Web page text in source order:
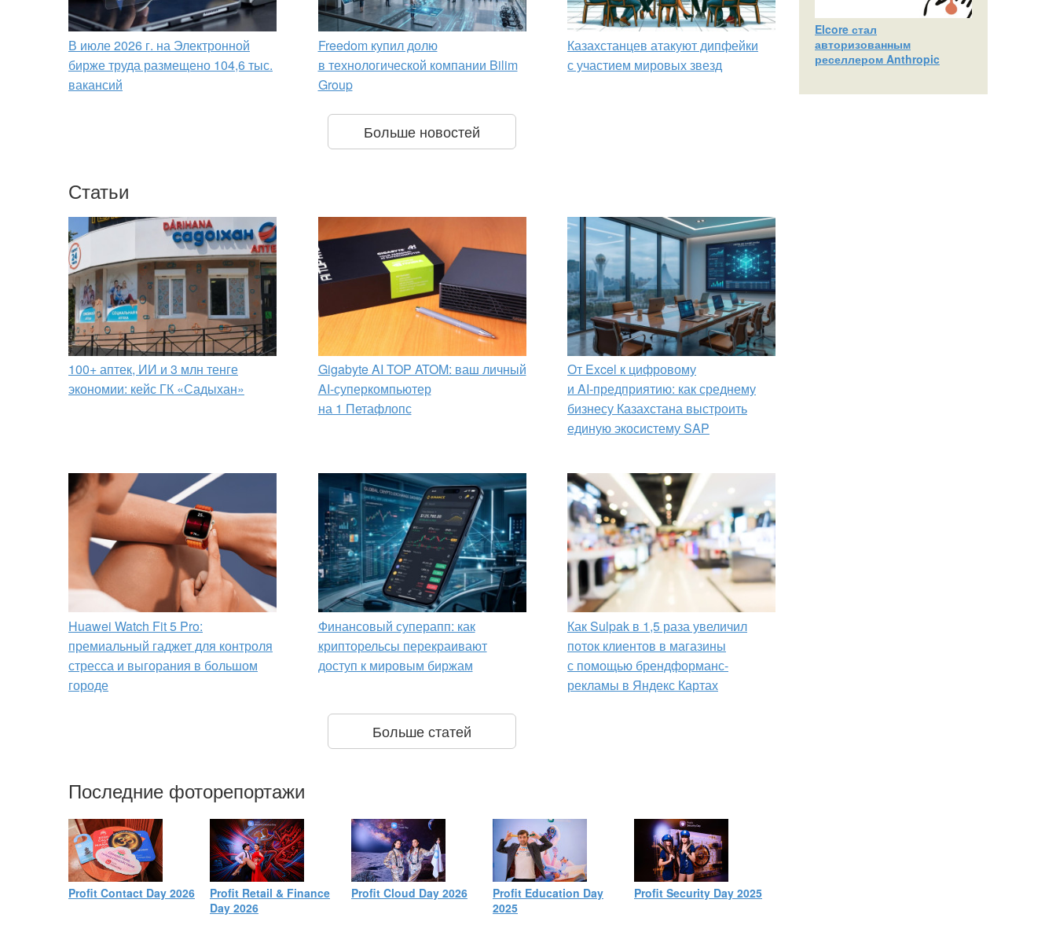
В июле 2026 г. на Электронной
бирже труда размещено 104,6 тыс.
вакансий
Freedom купил долю
в технологической компании Bilim
Group
Казахстанцев атакуют дипфейки
с участием мировых звезд
Больше новостей
Статьи
100+ аптек, ИИ и 3 млн тенге
экономии: кейс ГК «Садыхан»
Gigabyte AI TOP ATOM: ваш личный
AI-суперкомпьютер
на 1 Петафлопс
От Excel к цифровому
и AI‑предприятию: как среднему
бизнесу Казахстана выстроить
единую экосистему SAP
Huawei Watch Fit 5 Pro:
премиальный гаджет для контроля
стресса и выгорания в большом
городе
Финансовый суперапп: как
крипторельсы перекраивают
доступ к мировым биржам
Как Sulpak в 1,5 раза увеличил
поток клиентов в магазины
с помощью брендформанс-
рекламы в Яндекс Картах
Больше статей
Последние фоторепортажи
Profit Contact Day 2026
Profit Retail & Finance
Day 2026
Profit Cloud Day 2026
Profit Education Day
2025
Profit Security Day 2025
Elcore стал
авторизованным
реселлером Anthropic